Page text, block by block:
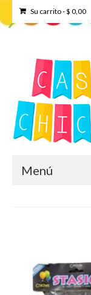
Su carrito-$ 0,00
Menú